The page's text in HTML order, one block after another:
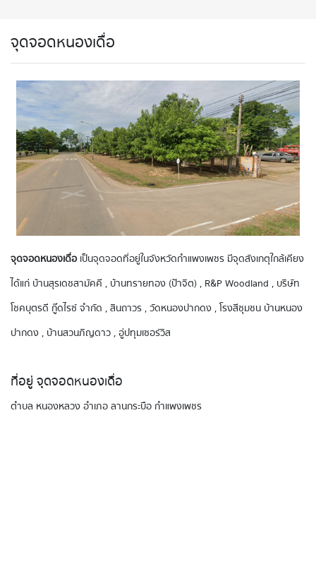
จุดจอดหนองเดื่อ
จุดจอดหนองเดื่อเป็นจุดจอดที่อยู่ในจังหวัดกำแพงเพชร มีจุดสังเกตุใกล้เคียง
ได้แก่ บ้านสุรเดชสามัคคี , บ้านทรายทอง (ป้าจิต) , R&P Woodland , บริษัท
โชคบุตรดี กู๊ดไรซ์ จำกัด , สินถาวร , วัดหนองปากดง , โรงสีชุมชน บ้านหนอง
ปากดง , บ้านสวนภิญดาว , อู่ปทุมเซอร์วิส
ที่อยู่ จุดจอดหนองเดื่อ
ตำบล หนองหลวง อำเภอ ลานกระบือ กำแพงเพชร